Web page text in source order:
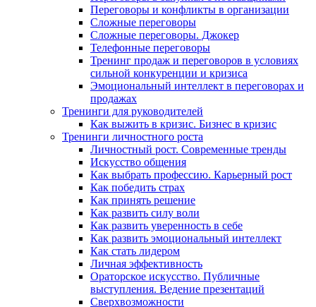
Переговоры и конфликты в организации
Сложные переговоры
Сложные переговоры. Джокер
Телефонные переговоры
Тренинг продаж и переговоров в условиях
сильной конкуренции и кризиса
Эмоциональный интеллект в переговорах и
продажах
Тренинги для руководителей
Как выжить в кризис. Бизнес в кризис
Тренинги личностного роста
Личностный рост. Современные тренды
Искусство общения
Как выбрать профессию. Карьерный рост
Как победить страх
Как принять решение
Как развить силу воли
Как развить уверенность в себе
Как развить эмоциональный интеллект
Как стать лидером
Личная эффективность
Ораторское искусство. Публичные
выступления. Ведение презентаций
Сверхвозможности